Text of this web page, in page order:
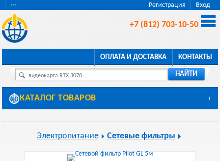
Регистрация Вход
···
+7 (812) 703-10-50
ОПЛАТА И ДОСТАВКА КОНТАКТЫ
видеокарта RTX 3070... НАЙТИ
КАТАЛОГ ТОВАРОВ ›
Электропитание Сетевые фильтры